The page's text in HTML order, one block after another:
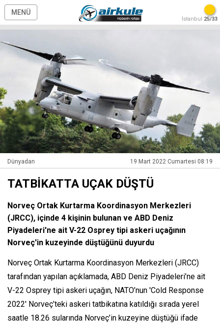
MENÜ
İstanbul 25/33
Dünyadan 19 Mart 2022 Cumartesi 08:19
TATBİKATTA UÇAK DÜŞTÜ
Norveç Ortak Kurtarma Koordinasyon Merkezleri
(JRCC), içinde 4 kişinin bulunan ve ABD Deniz
Piyadeleri'ne ait V-22 Osprey tipi askeri uçağının
Norveç'in kuzeyinde düştüğünü duyurdu
Norveç Ortak Kurtarma Koordinasyon Merkezleri (JRCC)
tarafından yapılan açıklamada, ABD Deniz Piyadeleri’ne ait
V-22 Osprey tipi askeri uçağın, NATO’nun 'Cold Response
2022' Norveç’teki askeri tatbikatına katıldığı sırada yerel
saatle 18.26 sularında Norveç’in kuzeyine düştüğü ifade